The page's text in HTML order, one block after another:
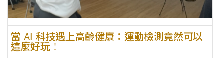
當 AI 科技遇上高齡健康：運動檢測竟然可以
這麼好玩！